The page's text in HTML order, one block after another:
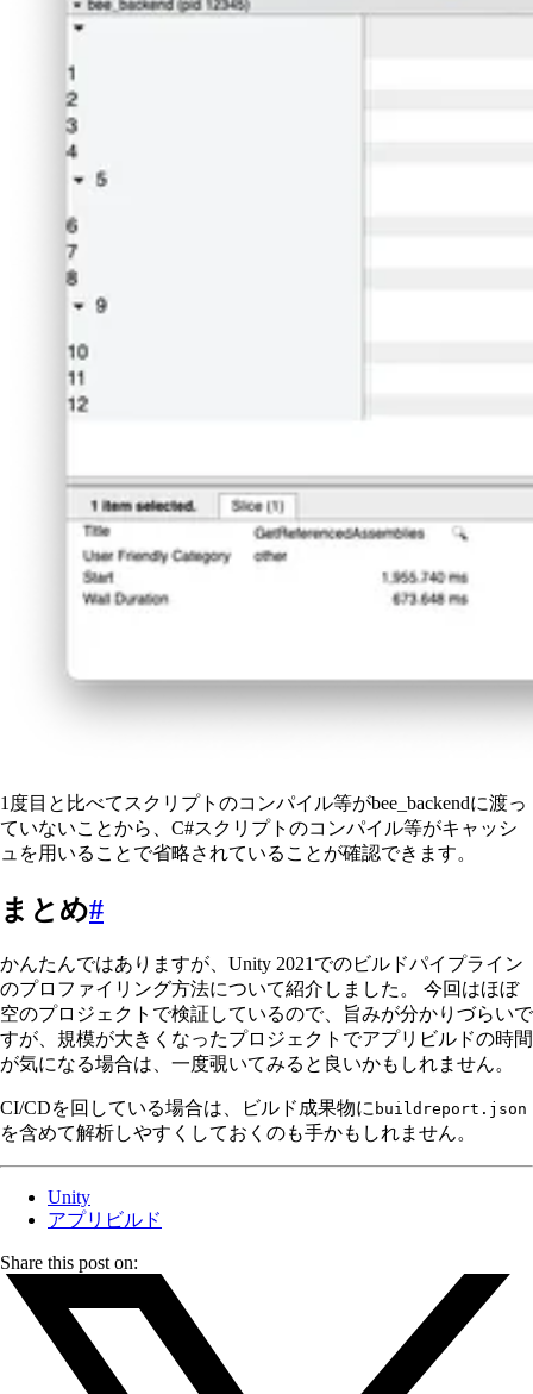
1度目と比べてスクリプトのコンパイル等がbee_backendに渡っ
ていないことから、C#スクリプトのコンパイル等がキャッシ
ュを用いることで省略されていることが確認できます。
まとめ#
かんたんではありますが、Unity 2021でのビルドパイプライン
のプロファイリング方法について紹介しました。 今回はほぼ
空のプロジェクトで検証しているので、旨みが分かりづらいで
すが、規模が大きくなったプロジェクトでアプリビルドの時間
が気になる場合は、一度覗いてみると良いかもしれません。
CI/CDを回している場合は、ビルド成果物に buildreport.json
を含めて解析しやすくしておくのも手かもしれません。
Unity
アプリビルド
Share this post on: